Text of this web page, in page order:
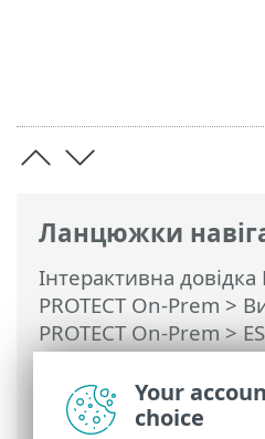
Ланцюжки
Інтерактивна довідка
PROTECT On-Prem >
PROTECT On-Prem>
Prem Головне меню
Права доступу >
пароля користувача
Your
choice